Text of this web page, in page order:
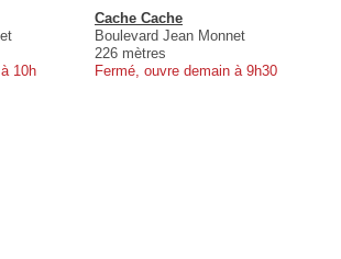
10h
Cache Cache
Boulevard Jean Monnet
226 mètres
Fermé, ouvre demain à 9h30